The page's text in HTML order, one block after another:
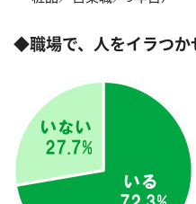
◆職場で、人をイラつか